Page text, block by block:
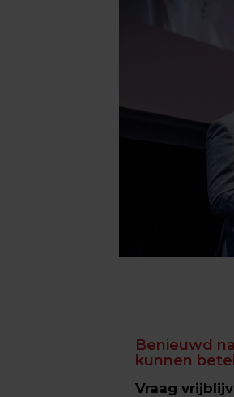
Benieuwd
kunnen
Vraag